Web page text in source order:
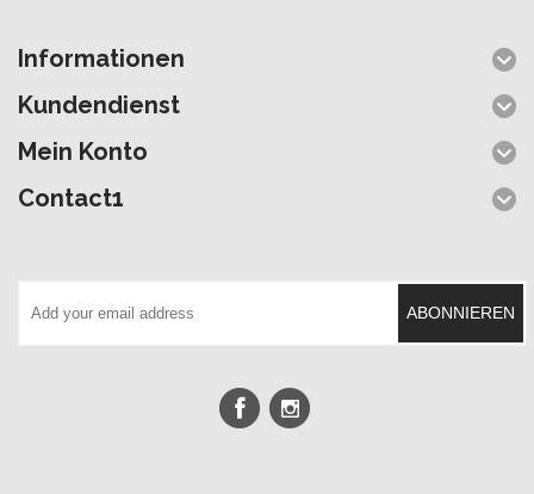
Informationen
Kundendienst
Mein Konto
Contact1
ABONNIEREN